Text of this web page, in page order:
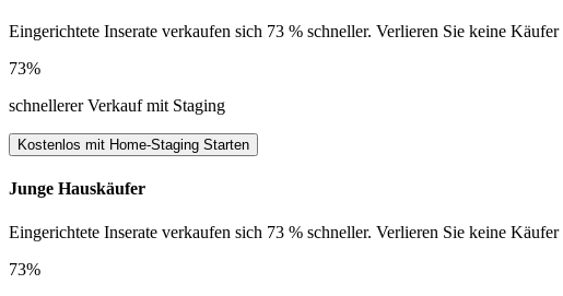
Eingerichtete Inserate verkaufen sich 73 % schneller. Verlieren Sie keine
73%
schnellerer Verkauf mit Staging
Kostenlos mit Home-Staging Starten
Junge Hauskäufer
Eingerichtete Inserate verkaufen sich 73 % schneller. Verlieren Sie keine
73%